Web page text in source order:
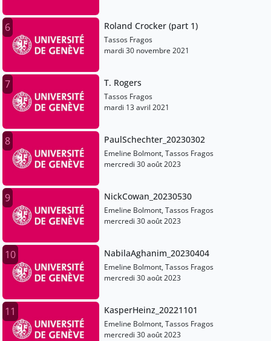
6 Roland Crocker (part 1)
Tassos Fragos
mardi 30 novembre 2021
7 T. Rogers
Tassos Fragos
mardi 13 avril 2021
8 PaulSchechter_20230302
Emeline Bolmont, Tassos Fragos
mercredi 30 août 2023
9 NickCowan_20230530
Emeline Bolmont, Tassos Fragos
mercredi 30 août 2023
10 NabilaAghanim_20230404
Emeline Bolmont, Tassos Fragos
mercredi 30 août 2023
11 KasperHeinz_20221101
Emeline Bolmont, Tassos Fragos
mercredi 30 août 2023